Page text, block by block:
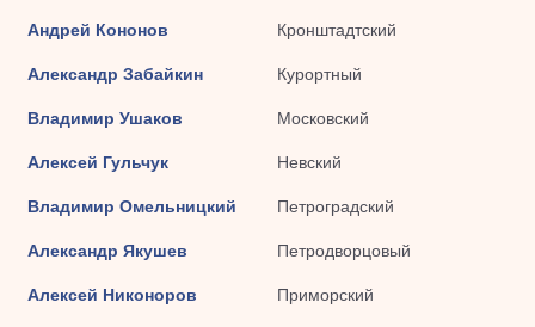
Андрей Кононов Кронштадтский
Александр Забайкин Курортный
Владимир Ушаков Московский
Алексей Гульчук Невский
Владимир Омельницкий Петроградский
Александр Якушев Петродворцовый
Алексей Никоноров Приморский